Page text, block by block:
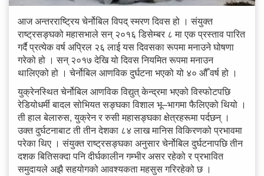
आज अन्तरराष्ट्रिय चेर्नोबिल विपद् स्मरण दिवस हो । संयुक्त
राष्ट्रसङ्घको महासभाले सन् २०१६ डिसेम्बर ८ मा एक प्रस्ताव पारित
गर्दै प्रत्येक वर्ष अप्रिल २६ लाई यस दिवसका रूपमा मनाउने घोषणा
गरेको हो । सन् २०१७ देखि यो दिवस नियमित रूपमा मनाउन
थालिएको हो । चेर्नोबिल आणविक दुर्घटना भएको यो ४० औँ वर्ष हो ।
युक्रेनस्थित चेर्नोबिल आणविक विद्युत् केन्द्रमा भएको विस्फोटपछि
रेडियोधर्मी बादल सोभियत सङ्घका विशाल भू–भागमा फैलिएको थियो ।
ती हाल बेलारुस, युक्रेन र रुसी महासङ्घका क्षेत्रहरूमा पर्दछन् ।
उक्त दुर्घटनाबाट ती तीन देशका ८४ लाख मानिस विकिरणको प्रभावमा
परेका थिए । संयुक्त राष्ट्रसङ्घका अनुसार चेर्नोबिल दुर्घटनापछि तीन
दशक बितिसक्दा पनि दीर्घकालीन गम्भीर असर रहेको र प्रभावित
समुदायले अझै सहयोगको आवश्यकता महसुस गरिरहेको छ ।